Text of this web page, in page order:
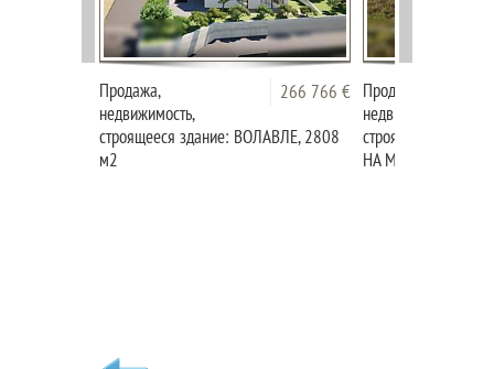
266 766 €
Продажа,
недвижимость,
строящееся здание: ВОЛАВЛЕ, 2808
м2
Продажа,
недвижимость,
строящееся
НА МОРЕ, 488,4 м2